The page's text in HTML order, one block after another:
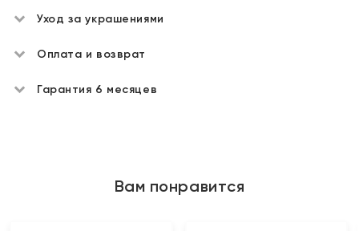
Уход за украшениями
Оплата и возврат
Гарантия 6 месяцев
Вам понравится